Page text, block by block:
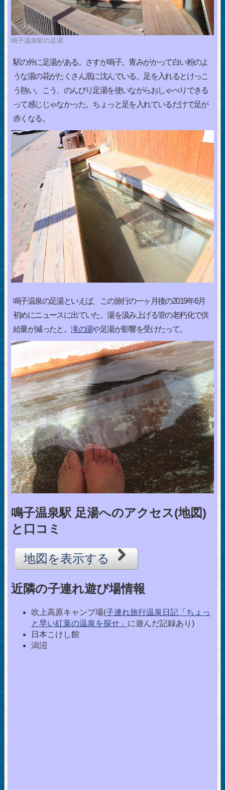
鳴子温泉駅の足湯
駅の外に足湯がある。さすが鳴子。青みがかって白い粉のよ
うな湯の花がたくさん底に沈んでいる。足を入れるとけっこ
う熱い。こう、のんびり足湯を使いながらおしゃべりできる
って感じじゃなかった。ちょっと足を入れているだけで足が
赤くなる。
鳴子温泉の足湯といえば、この旅行の一ヶ月後の2019年6月
初めにニュースに出ていた。湯を汲み上げる管の老朽化で供
給量が減ったと。滝の湯や足湯が影響を受けたって。
鳴子温泉駅 足湯へのアクセス(地図)
と口コミ
地図を表示する
近隣の子連れ遊び場情報
吹上高原キャンプ場(子連れ旅行温泉日記「ちょっ
と早い紅葉の温泉を探せ」 に遊んだ記録あり)
日本こけし館
潟沼